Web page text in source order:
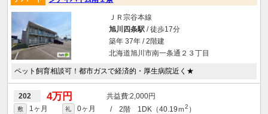
ＪＲ宗谷本線
旭川四条駅/ 徒歩17分
築年 37年 / 2階建
北海道旭川市南一条通２３丁目
ペット飼育相談可！都市ガスで経済的・厚生病院近く★
202 4万円 2,000円
敷 1ヶ月 礼 0ヶ月 / 2階 1DK（40.19ｍ2 ）